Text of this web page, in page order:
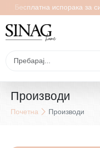
испорака за сите
Производи
Почетна Производи